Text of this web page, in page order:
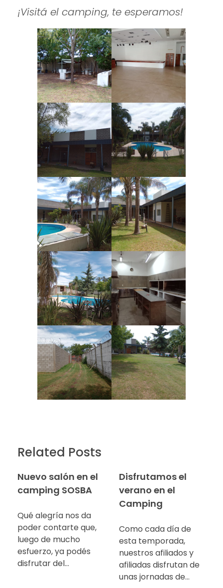
¡Visitá el camping, te esperamos!
Related Posts
Nuevo salón en el
camping SOSBA
Qué alegría nos da
poder contarte que,
luego de mucho
esfuerzo, ya podés
disfrutar del…
Disfrutamos el
verano en el
Camping
Como cada día de
esta temporada,
nuestros afiliados y
afiliadas disfrutan de
unas jornadas de…